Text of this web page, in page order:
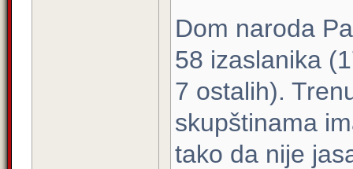
Dom naroda
58 izaslanika
7 ostalih).
skupštinama
tako da nije